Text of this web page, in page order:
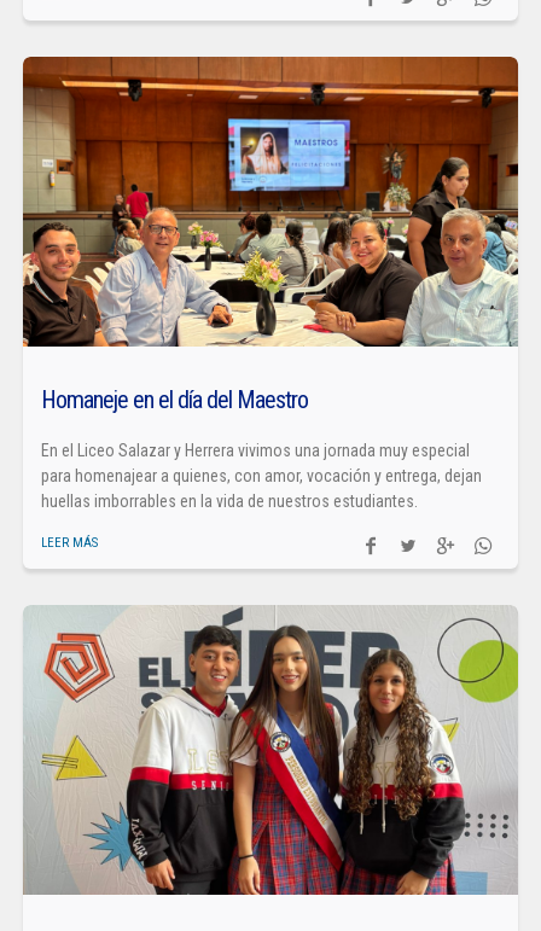
Homaneje en el día del Maestro
En el Liceo Salazar y Herrera vivimos una jornada muy especial
para homenajear a quienes, con amor, vocación y entrega, dejan
huellas imborrables en la vida de nuestros estudiantes.
LEER MÁS